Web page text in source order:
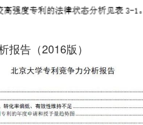
报告（2016版）